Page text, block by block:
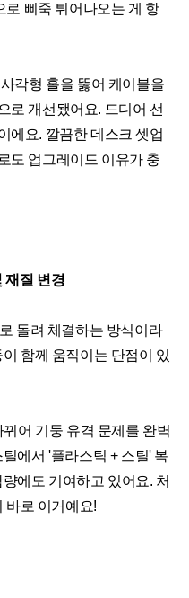
로 삐죽 튀어나오는 게 항
각형 홀을 뚫어 케이블을
로 개선됐어요. 드디어 선
에요. 깔끔한 데스크 셋업
도 업그레이드 이유가 충
재질 변경
돌려 체결하는 방식이라
함께 움직이는 단점이 있
어 기둥 유격 문제를 완벽
에서 '플라스틱 + 스틸' 복
에도 기여하고 있어요. 처
바로 이거예요!